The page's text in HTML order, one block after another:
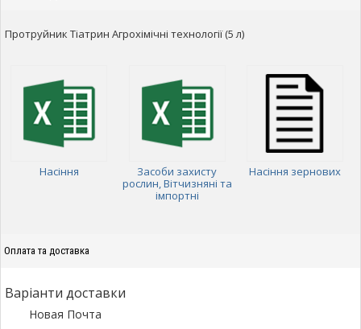
Протруйник Тіатрин Агрохімічні технології (5 л)
Насіння
Засоби захисту
рослин, Вітчизняні та
імпортні
Насіння зернових
Оплата та доставка
Варіанти доставки
Новая Почта